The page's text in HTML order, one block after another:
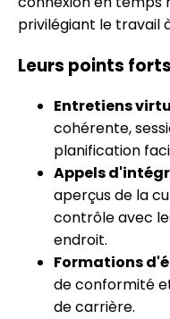
privilégiant le travail
Leurs points forts
Entretiens
cohérente,
planification
Appels
aperçus de la
contrôle avec
endroit.
Formations
de conformité
de carrière.